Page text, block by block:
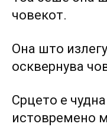
човекот.
Она што
осквернува
Срцето е
истовремено